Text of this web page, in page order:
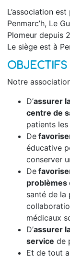
L’association
Penmarc’h, Le
Plomeur depuis
Le siège est à
OBJECTIFS
Notre
D’assurer
centre de
patients
De
éducative
conserver
De
problèmes
santé de la
médicaux
D’assurer
service de
Et de tout